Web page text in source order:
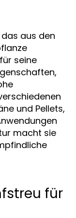
aus den
seine
und Pellets,
macht sie
für